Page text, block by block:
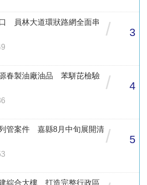
員林大道環狀路網全面串
/ 3
春製油廠油品 苯駢芘檢驗
/ 4
管案件 嘉縣8月中旬展開清 / 5
綜合大樓 打造完整行政區